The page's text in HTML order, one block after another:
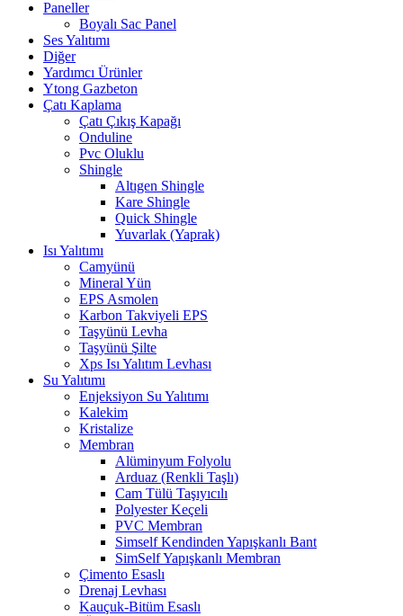
Paneller
Boyalı Sac Panel
Ses Yalıtımı
Diğer
Yardımcı Ürünler
Ytong Gazbeton
Çatı Kaplama
Çatı Çıkış Kapağı
Onduline
Pvc Oluklu
Shingle
Altıgen Shingle
Kare Shingle
Quick Shingle
Yuvarlak (Yaprak)
Isı Yalıtımı
Camyünü
Mineral Yün
EPS Asmolen
Karbon Takviyeli EPS
Taşyünü Levha
Taşyünü Şilte
Xps Isı Yalıtım Levhası
Su Yalıtımı
Enjeksiyon Su Yalıtımı
Kalekim
Kristalize
Membran
Alüminyum Folyolu
Arduaz (Renkli Taşlı)
Cam Tülü Taşıyıcılı
Polyester Keçeli
PVC Membran
Simself Kendinden Yapışkanlı Bant
SimSelf Yapışkanlı Membran
Çimento Esaslı
Drenaj Levhası
Kauçuk-Bitüm Esaslı